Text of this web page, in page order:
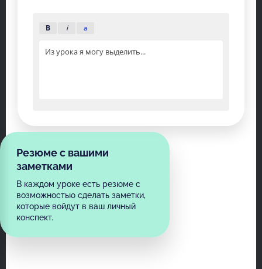
B i a
Из урока я могу выделить...
Резюме с вашими
заметками
В каждом уроке есть резюме с
возможностью сделать заметки,
которые войдут в ваш личный
конспект.